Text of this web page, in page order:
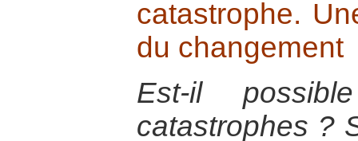
catastrophe.
du changement
Est-il
catastrophes ?